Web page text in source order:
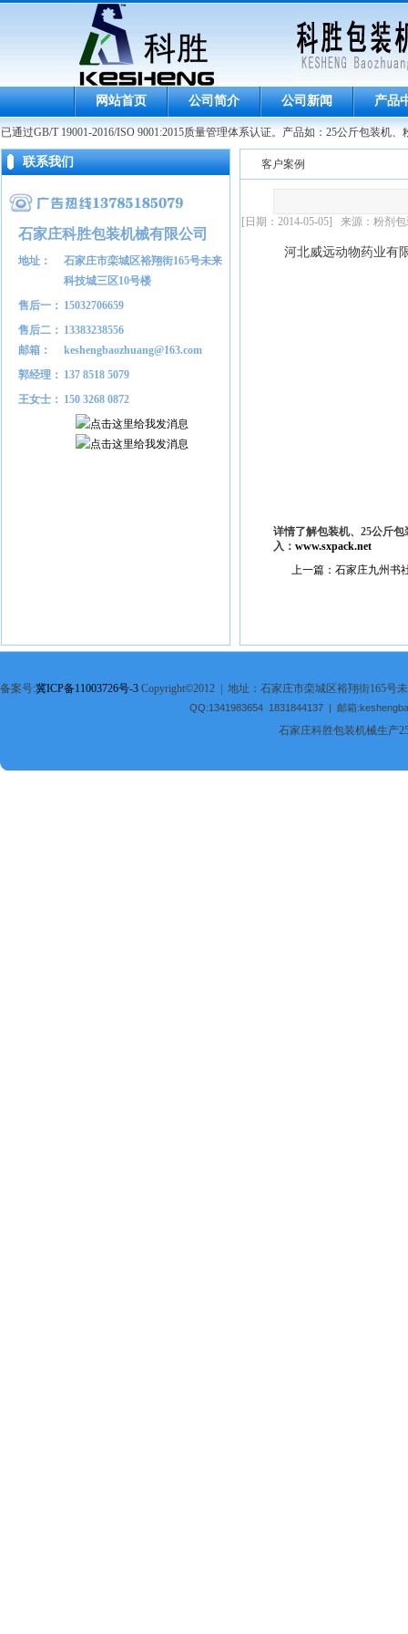
网站首页 公司简介 公司新闻 产品
过GB/T 19001-2016/ISO 9001:2015质量管理体系认证。产品如：25公斤包装机
联系我们
石家庄科胜包装机械有限公司
地址：
石家庄市栾城区裕翔街165号未来
科技城三区10号楼
售后一： 15032706659
售后二： 13383238556
邮箱：
keshengbaozhuang@163.com
郭经理： 137 8518 5079
王女士： 150 3268 0872
客户案例
[日期：2014-05-05] 来源：粉剂
河北威远动物药业有
详情了解包装机、25公斤
入： www.sxpack.net
上一篇：石家庄九州书
备案号:冀ICP备11003726号-3 Copyright©2012 | 地址：石家庄市栾城区裕翔街165号
QQ:1341983654 1831844137 | 邮箱
石家庄科胜包装机械生产